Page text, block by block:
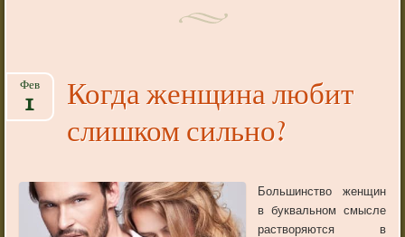
Когда женщина любит
слишком сильно?
Фев
1
Большинство женщин
в буквальном смысле
растворяются в